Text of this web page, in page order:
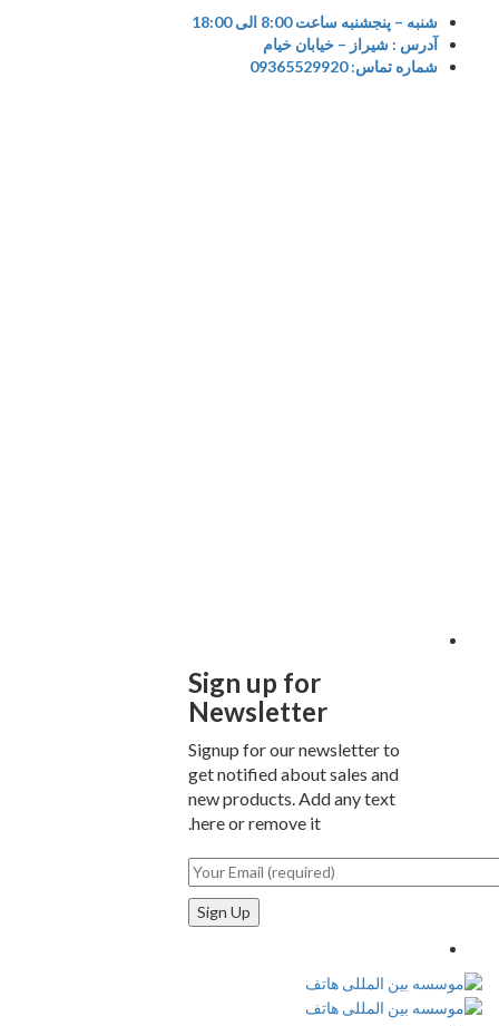
شنبه – پنجشنبه ساعت 8:00 الی 18:00
آدرس : شیراز – خیابان خیام
شماره تماس: 09365529920
Sign up for
Newsletter
Signup for our newsletter to
get notified about sales and
new products. Add any text
here or remove it.